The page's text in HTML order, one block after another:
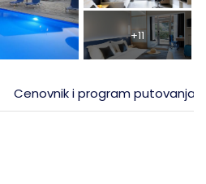
+11
Cenovnik i program putovanja